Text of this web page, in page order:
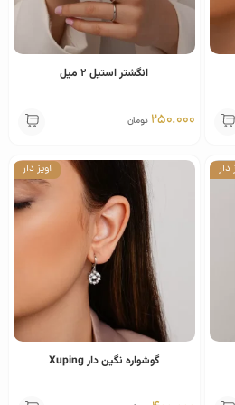
انگشتر استیل ٢ میل
250.000تومان
آویز دار
گوشواره نگین دار Xuping